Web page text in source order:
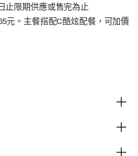
止限期供應或售完為止
元。主餐搭配C酷炫配餐，可加價